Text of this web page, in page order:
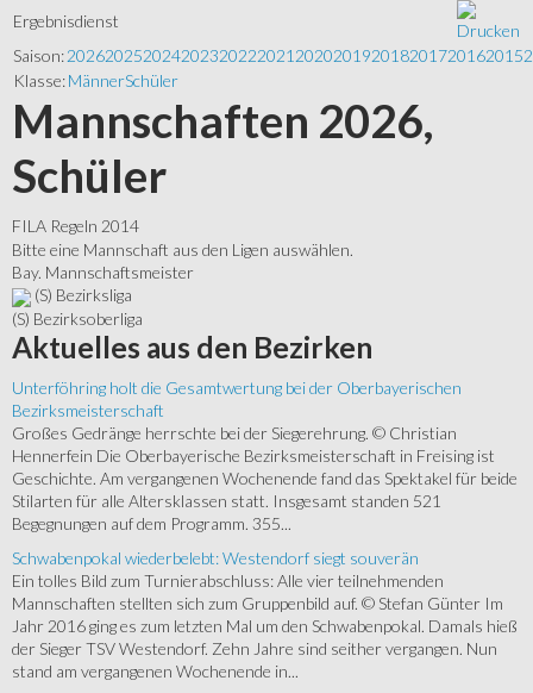
Ergebnisdienst
Saison:202620252024202320222021 202020192018201720162015
Klasse:MännerSchüler
Mannschaften 2026,
Schüler
FILA Regeln 2014
Bitte eine Mannschaft aus den Ligen auswählen.
Bay. Mannschaftsmeister
(S) Bezirksliga
(S) Bezirksoberliga
Aktuelles aus den Bezirken
Unterföhring holt die Gesamtwertung bei der Oberbayerischen
Bezirksmeisterschaft
Großes Gedränge herrschte bei der Siegerehrung. © Christian
Hennerfein Die Oberbayerische Bezirksmeisterschaft in Freising ist
Geschichte. Am vergangenen Wochenende fand das Spektakel für beide
Stilarten für alle Altersklassen statt. Insgesamt standen 521
Begegnungen auf dem Programm. 355...
Schwabenpokal wiederbelebt: Westendorf siegt souverän
Ein tolles Bild zum Turnierabschluss: Alle vier teilnehmenden
Mannschaften stellten sich zum Gruppenbild auf. © Stefan Günter Im
Jahr 2016 ging es zum letzten Mal um den Schwabenpokal. Damals hieß
der Sieger TSV Westendorf. Zehn Jahre sind seither vergangen. Nun
stand am vergangenen Wochenende in...